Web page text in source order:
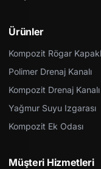
Ürünler
Kompozit Rögar
Polimer Drenaj Kanalı
Kompozit Drenaj Kanalı
Yağmur Suyu Izgarası
Kompozit Ek Odası
Müşteri Hizmetleri